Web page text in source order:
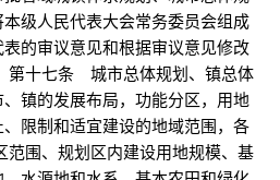
级人民代表大会常务委员会组成
的审议意见和根据审议意见修改
十七条 城市总体规划、镇总体
镇的发展布局，功能分区，用地
限制和适宜建设的地域范围，各
、规划区内建设用地规模、基